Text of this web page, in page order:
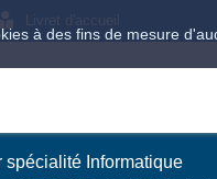
à des fins de mesure
Livret d'accueil
spécialité Informatique